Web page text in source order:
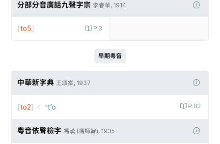
分部分音廣話九聲字宗 李春華, 1914
P.3
[to5]
早期粵音
中華新字典 王頌棠, 1937
P.82
[to2] ꜂t’o
粵音依聲檢字 馮漢 (馮師韓), 1935